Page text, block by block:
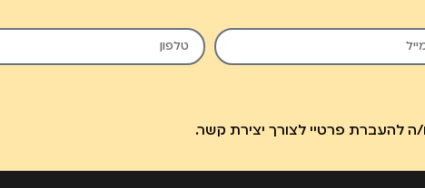
ה להעברת פרטיי לצורך יצירת קשר.